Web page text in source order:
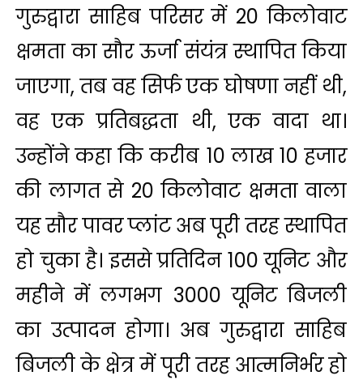
गुरुद्वारा साहिब परिसर में 20 किलोवाट
क्षमता का सौर ऊर्जा संयंत्र स्थापित किया
जाएगा, तब वह सिर्फ एक घोषणा नहीं थी,
वह एक प्रतिबद्धता थी, एक वादा था।
उन्होंने कहा कि करीब 10 लाख 10 हजार
की लागत से 20 किलोवाट क्षमता वाला
यह सौर पावर प्लांट अब पूरी तरह स्थापित
हो चुका है। इससे प्रतिदिन 100 यूनिट और
महीने में लगभग 3000 यूनिट बिजली
का उत्पादन होगा। अब गुरुद्वारा साहिब
बिजली के क्षेत्र में पूरी तरह आत्मनिर्भर हो